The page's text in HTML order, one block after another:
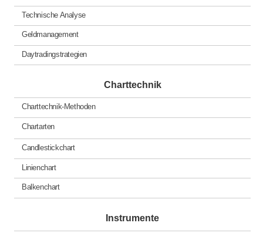
Technische Analyse
Geldmanagement
Daytradingstrategien
Charttechnik
Charttechnik-Methoden
Chartarten
Candlestickchart
Linienchart
Balkenchart
Instrumente